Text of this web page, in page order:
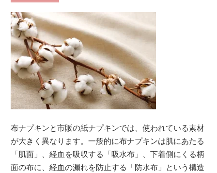
布ナプキンと市販の紙ナプキンでは、使われている素材
が大きく異なります。一般的に布ナプキンは肌にあたる
「肌面」、経血を吸収する「吸水布」、下着側にくる柄
面の布に、経血の漏れを防止する「防水布」という構造